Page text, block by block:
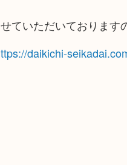
ていただいております
daikichi-